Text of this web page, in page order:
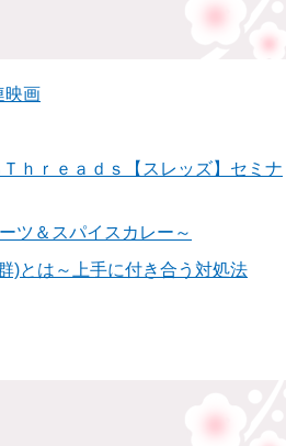
映画
ｈｒｅａｄｓ【スレッズ】セミナ
ツ＆スパイスカレー～
)とは～上手に付き合う対処法